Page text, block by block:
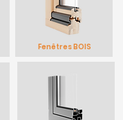
Fenêtres BOIS